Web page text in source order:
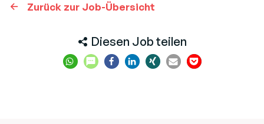
Zurück zur Job-Übersicht
Diesen Job teilen